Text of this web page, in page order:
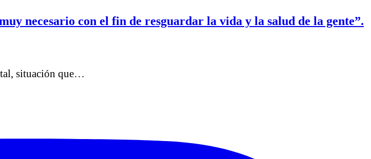
necesario con el fin de resguardar la vida y la salud de la gente”.
situación que…